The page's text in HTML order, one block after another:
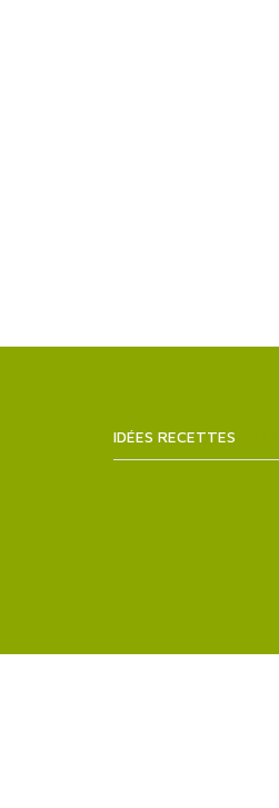
IDÉES RECETTES